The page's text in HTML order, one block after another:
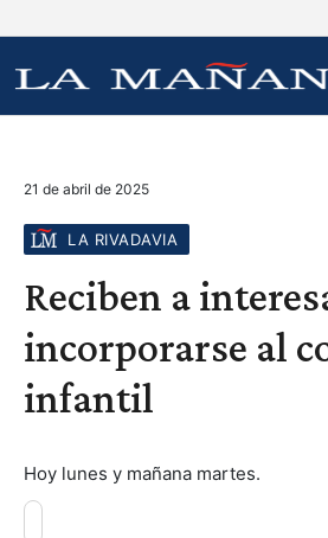
21 de abril de 2025
LA RIVADAVIA
Reciben a
incorporarse al
infantil
Hoy lunes y mañana martes.